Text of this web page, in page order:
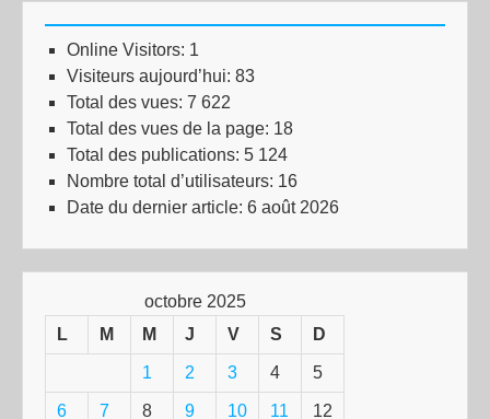
Online Visitors: 1
Visiteurs aujourd’hui: 83
Total des vues: 7 622
Total des vues de la page: 18
Total des publications: 5 124
Nombre total d’utilisateurs: 16
Date du dernier article: 6 août 2026
octobre 2025
L
M M J V S D
1 2 3 4 5
6 7 8 9 10 11 12